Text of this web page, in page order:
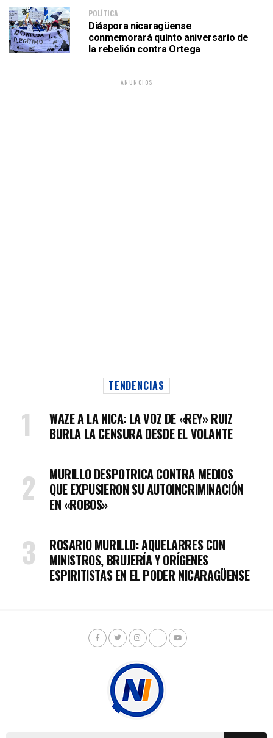
POLÍTICA
Diáspora nicaragüense
conmemorará quinto aniversario de
la rebelión contra Ortega
ANUNCIOS
TENDENCIAS
WAZE A LA NICA: LA VOZ DE «REY» RUIZ
BURLA LA CENSURA DESDE EL VOLANTE
MURILLO DESPOTRICA CONTRA MEDIOS
QUE EXPUSIERON SU AUTOINCRIMINACIÓN
EN «ROBOS»
ROSARIO MURILLO: AQUELARRES CON
MINISTROS, BRUJERÍA Y ORÍGENES
ESPIRITISTAS EN EL PODER NICARAGÜENSE